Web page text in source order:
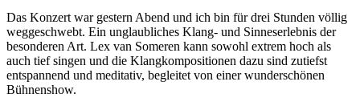
Das Konzert war gestern Abend und ich bin für drei Stunden völlig
weggeschwebt. Ein unglaubliches Klang- und Sinneserlebnis der
besonderen Art. Lex van Someren kann sowohl extrem hoch als
auch tief singen und die Klangkompositionen dazu sind zutiefst
entspannend und meditativ, begleitet von einer wunderschönen
Bühnenshow.